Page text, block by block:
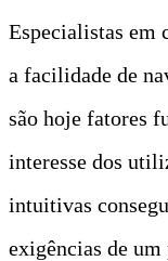
Especialistas em
a facilidade de
são hoje fatores
interesse dos
intuitivas
exigências de